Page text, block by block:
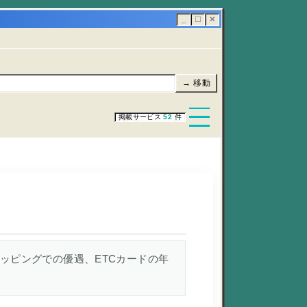
☐ ✕
→ 移動
掲載サービス52 件
ピングでの優遇、ETCカードの年